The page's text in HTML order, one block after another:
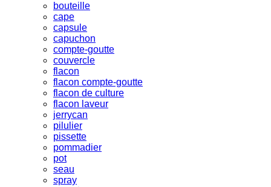
bouteille
cape
capsule
capuchon
compte-goutte
couvercle
flacon
flacon compte-goutte
flacon de culture
flacon laveur
jerrycan
pilulier
pissette
pommadier
pot
seau
spray